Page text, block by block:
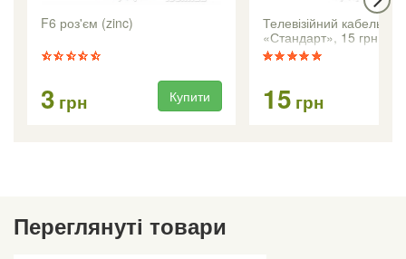
F6 роз'єм (zinc)
3 грн Купити
Телевізійний кабель
«Стандарт», 15 грн. /
15 грн
Переглянуті товари